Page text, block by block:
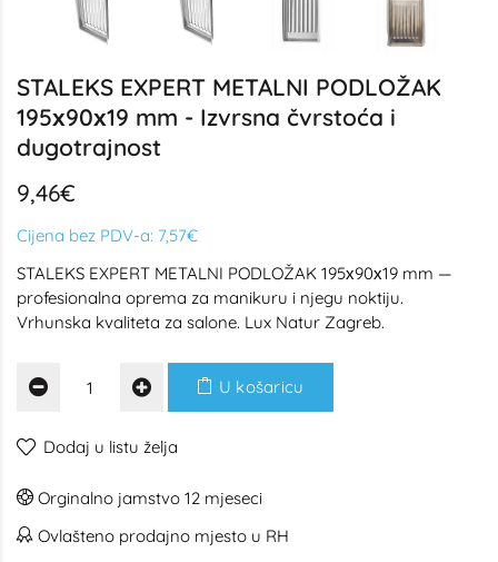
STALEKS EXPERT METALNI PODLOŽAK
195х90х19 mm - Izvrsna čvrstoća i
dugotrajnost
9,46€
Cijena bez PDV-a: 7,57€
STALEKS EXPERT METALNI PODLOŽAK 195х90х19 mm —
profesionalna oprema za manikuru i njegu noktiju.
Vrhunska kvaliteta za salone. Lux Natur Zagreb.
U košaricu
Dodaj u listu želja
Orginalno jamstvo 12 mjeseci
Ovlašteno prodajno mjesto u RH